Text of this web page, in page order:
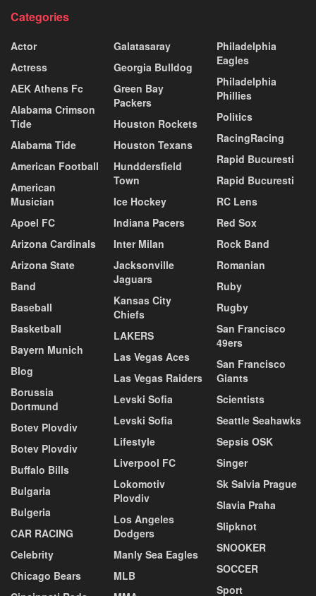
Categories
Actor
Actress
AEK Athens Fc
Alabama Crimson
Tide
Alabama Tide
American Football
American
Musician
Apoel FC
Arizona Cardinals
Arizona State
Band
Baseball
Basketball
Bayern Munich
Blog
Borussia
Dortmund
Botev Plovdiv
Botev Plovdiv
Buffalo Bills
Bulgaria
Bulgeria
CAR RACING
Celebrity
Chicago Bears
Galatasaray
Georgia Bulldog
Green Bay
Packers
Houston Rockets
Houston Texans
Hunddersfield
Town
Ice Hockey
Indiana Pacers
Inter Milan
Jacksonville
Jaguars
Kansas City
Chiefs
LAKERS
Las Vegas Aces
Las Vegas Raiders
Levski Sofia
Levski Sofia
Lifestyle
Liverpool FC
Lokomotiv
Plovdiv
Los Angeles
Dodgers
Manly Sea Eagles
MLB
Philadelphia
Eagles
Philadelphia
Phillies
Politics
RacingRacing
Rapid Bucuresti
Rapid Bucuresti
RC Lens
Red Sox
Rock Band
Romanian
Ruby
Rugby
San Francisco
49ers
San Francisco
Giants
Scientists
Seattle Seahawks
Sepsis OSK
Singer
Sk Salvia Prague
Slavia Praha
Slipknot
SNOOKER
SOCCER
Sport